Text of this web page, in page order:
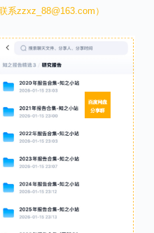
系zzxz_88@163.com）